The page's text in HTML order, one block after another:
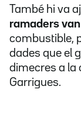
També hi va
ramaders
combustible,
dades que el
dimecres a la
Garrigues.